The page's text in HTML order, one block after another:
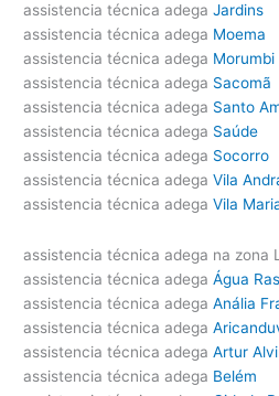
assistencia técnica adega Jardins
assistencia técnica adega Moema
assistencia técnica adega Morumbi
assistencia técnica adega Sacomã
assistencia técnica adega Santo
assistencia técnica adega Saúde
assistencia técnica adega Socorro
assistencia técnica adega Vila
assistencia técnica adega Vila
assistencia técnica adega na zona
assistencia técnica adega Água
assistencia técnica adega Anália
assistencia técnica adega
assistencia técnica adega Artur
assistencia técnica adega Belém